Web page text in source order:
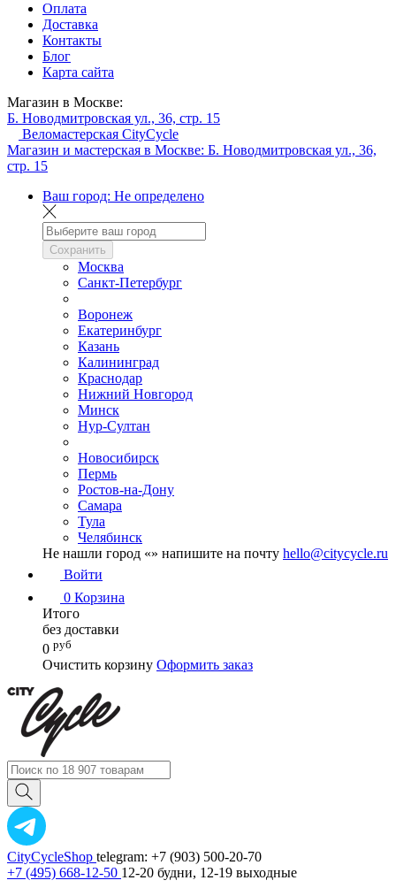
Оплата
Доставка
Контакты
Блог
Карта сайта
Магазин в Москве:
Б. Новодмитровская ул., 36, стр. 15
Веломастерская CityCycle
Магазин и мастерская в Москве: Б. Новодмитровская ул., 36,
стр. 15
Ваш город: Не определено
Сохранить
Москва
Санкт-Петербург
Воронеж
Екатеринбург
Казань
Калининград
Краснодар
Нижний Новгород
Минск
Нур-Султан
Новосибирск
Пермь
Ростов-на-Дону
Самара
Тула
Челябинск
Не нашли город «» напишите на почту hello@citycycle.ru
Войти
0 Корзина
Итого
без доставки
0 руб
Очистить корзину Оформить заказ
CityCycleShop telegram: +7 (903) 500-20-70
+7 (495) 668-12-50 12-20 будни, 12-19 выходные